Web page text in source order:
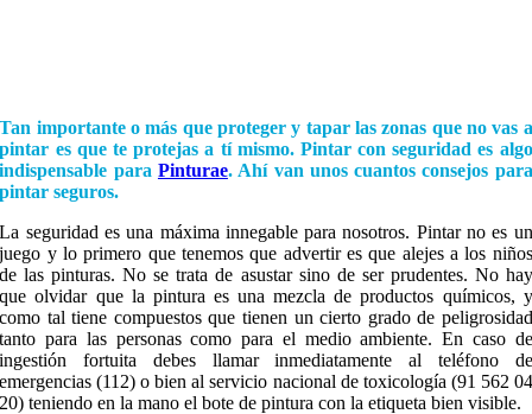
Tan importante o más que proteger y tapar las zonas que no vas a
pintar es que te protejas a tí mismo. Pintar con seguridad es algo
indispensable para Pinturae. Ahí van unos cuantos consejos para
pintar seguros.
La seguridad es una máxima innegable para nosotros. Pintar no es un
juego y lo primero que tenemos que advertir es que alejes a los niños
de las pinturas. No se trata de asustar sino de ser prudentes. No hay
que olvidar que la pintura es una mezcla de productos químicos, y
como tal tiene compuestos que tienen un cierto grado de peligrosidad
tanto para las personas como para el medio ambiente. En caso de
ingestión fortuita debes llamar inmediatamente al teléfono de
emergencias (112) o bien al servicio nacional de toxicología (91 562 04
20) teniendo en la mano el bote de pintura con la etiqueta bien visible.